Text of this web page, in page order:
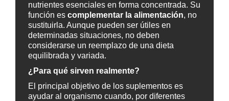
nutrientes esenciales en forma concentrada. Su
función es complementar la alimentación, no
sustituirla. Aunque pueden ser útiles en
determinadas situaciones, no deben
considerarse un reemplazo de una dieta
equilibrada y variada.
¿Para qué sirven realmente?
El principal objetivo de los suplementos es
ayudar al organismo cuando, por diferentes